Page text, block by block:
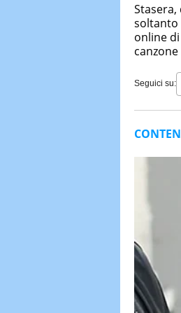
soltanto
online
Seguici su: